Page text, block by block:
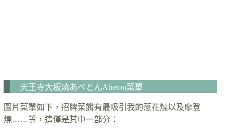
天王寺大板燒あべとんAbeton菜單
圖片菜單如下，招牌菜餚有最吸引我的蔥花燒以及摩登
燒……等，這僅是其中一部分：